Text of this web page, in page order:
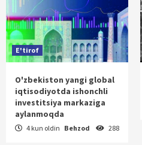
E'tirof
O'zbekiston yangi global
iqtisodiyotda ishonchli
investitsiya markaziga
aylanmoqda
4 kun oldin Behzod 288